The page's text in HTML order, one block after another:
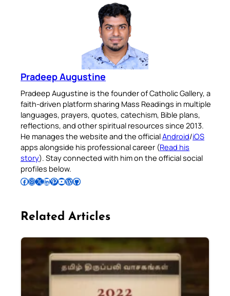
Pradeep Augustine
Pradeep Augustine is the founder of Catholic Gallery, a
faith-driven platform sharing Mass Readings in multiple
languages, prayers, quotes, catechism, Bible plans,
reflections, and other spiritual resources since 2013.
He manages the website and the officialAndroid/iOS
apps alongside his professional career (Read his
story). Stay connected with him on the official social
profiles below.
Follow Pradeep on Facebook Follow Pradeep on InstagramFollow Pradeep on X Follow Pradeep on LinkedIn Follow Pradeep on Pinterest Subscribe to Pradeep’s Youtube Channel Follow Pradeep on WordPress Follow Pradeep on GitHub
Related Articles